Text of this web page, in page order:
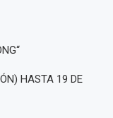
HASTA 19 DE